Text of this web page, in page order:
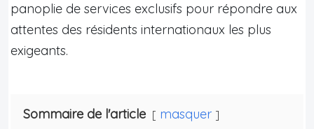
panoplie de services exclusifs pour répondre aux
attentes des résidents internationaux les plus
exigeants.
Sommaire de l'article
masquer